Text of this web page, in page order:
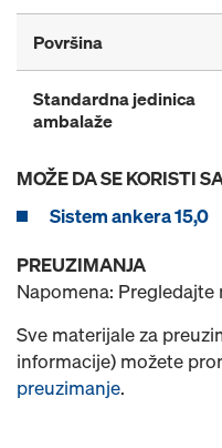
Površina
Standardna jedinica
ambalaže
MOŽE DA SE KORISTI
Sistem ankera 15,0
PREUZIMANJA
Napomena: Pregledajte
Sve materijale za
informacije) možete
preuzimanje.